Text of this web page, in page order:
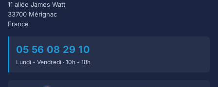
11 allée James Watt
33700 Mérignac
France
05 56 08 29 10
Lundi - Vendredi · 10h - 18h